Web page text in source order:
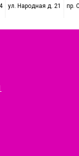
ул. Народная д. 21
пр.